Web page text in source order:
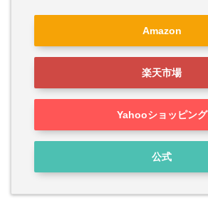
Amazon
楽天市場
Yahooショッピング
公式